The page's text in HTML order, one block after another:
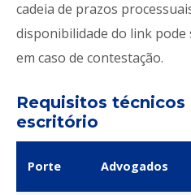
cadeia de prazos
disponibilidade do link pode
em caso de contestação.
Requisitos
escritório
Porte Advogados